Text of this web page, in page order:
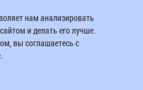
нам анализировать
и делать его лучше.
вы соглашаетесь с